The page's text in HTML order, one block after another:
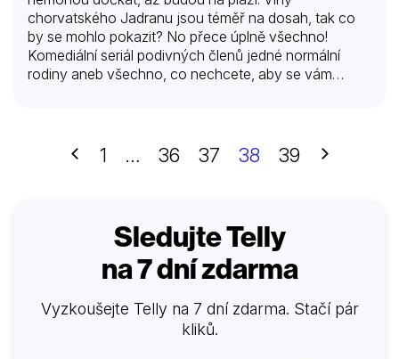
chorvatského Jadranu jsou téměř na dosah, tak co
by se mohlo pokazit? No přece úplně všechno!
Komediální seriál podivných členů jedné normální
rodiny aneb všechno, co nechcete, aby se vám
autobusu značky Robur a projedou s ním půl
republiky. Sérii malých i velkých katastrof postupně
prázdnin. A bude to nezapomenutelná jízda.
Předchozí
1 … 36 37 38 39 Další
Sledujte Telly
na 7 dní zdarma
Vyzkoušejte Telly na 7 dní zdarma. Stačí pár
kliků.